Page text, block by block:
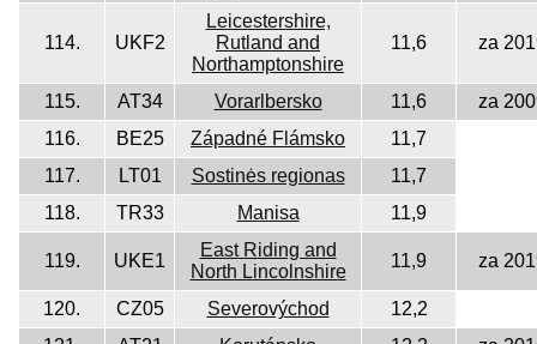
114. UKF2
Leicestershire,
Rutland and
Northamptonshire
11,6 za
115. AT34 Vorarlbersko 11,6
za
116.
BE25 Západné Flámsko
11,7
117.
LT01 Sostinės regionas
11,7
118.
TR33 Manisa 11,9
119. UKE1
East Riding and
North Lincolnshire
11,9 za
120. CZ05 Severovýchod
12,2